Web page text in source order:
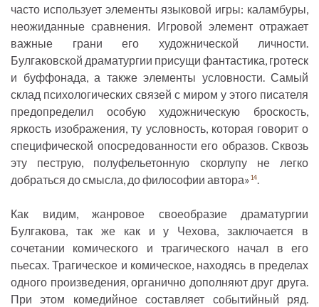
часто использует элементы языковой игры: каламбуры,
неожиданные сравнения. Игровой элемент отражает
важные грани его художнической личности.
Булгаковской драматургии присущи фантастика, гротеск
и буффонада, а также элементы условности. Самый
склад психологических связей с миром у этого писателя
предопределил особую художническую броскость,
яркость изображения, ту условность, которая говорит о
специфической опосредованности его образов. Сквозь
эту пеструю, полуфельетонную скорлупу не легко
добраться до смысла, до философии автора»14.
Как видим, жанровое своеобразие драматургии
Булгакова, так же как и у Чехова, заключается в
сочетании комического и трагического начал в его
пьесах. Трагическое и комическое, находясь в пределах
одного произведения, органично дополняют друг друга.
При этом комедийное составляет событийный ряд.